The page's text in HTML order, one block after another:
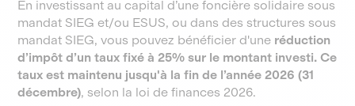
En investissant au capital d’une foncière solidaire sous
mandat SIEG et/ou ESUS, ou dans des structures sous
mandat SIEG, vous pouvez bénéficier d'une réduction
d’impôt d’un taux fixé à 25% sur le montant investi. Ce
taux est maintenu jusqu'à la fin de l’année 2026 (31
décembre), selon la loi de finances 2026.